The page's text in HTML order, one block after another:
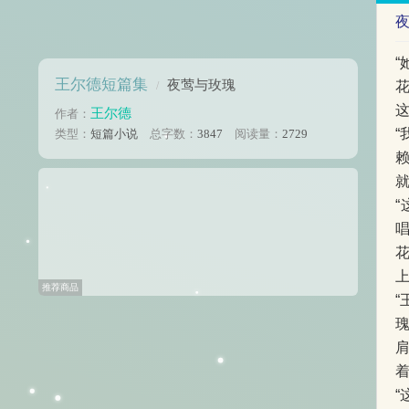
“
“
“
“
“
王尔德短篇集 / 夜莺与玫瑰
作者： 王尔德
类型： 短篇小说 总字数： 3847 阅读量： 2729
推荐商品